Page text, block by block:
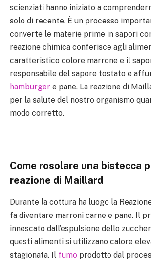
scienziati hanno iniziato a
solo di recente. È un processo
converte le materie prime in sapori
reazione chimica conferisce agli
caratteristico colore marrone e il
responsabile del sapore tostato e
hamburger e pane. La reazione di
per la salute del nostro organismo
modo corretto.
Come rosolare una bistecca
reazione di Maillard
Durante la cottura ha luogo la
fa diventare marroni carne e pane. Il
innescato dall’espulsione dello
questi alimenti si utilizzano calore
stagionata. Il fumo prodotto dal